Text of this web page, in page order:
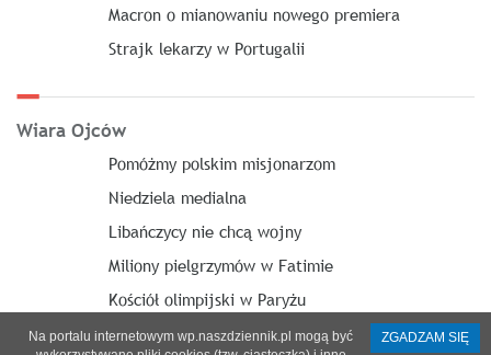
Macron o mianowaniu nowego premiera
Strajk lekarzy w Portugalii
Wiara Ojców
Pomóżmy polskim misjonarzom
Niedziela medialna
Libańczycy nie chcą wojny
Miliony pielgrzymów w Fatimie
Kościół olimpijski w Paryżu
Na portalu internetowym wp.naszdziennik.pl mogą być
ZGADZAM SIĘ